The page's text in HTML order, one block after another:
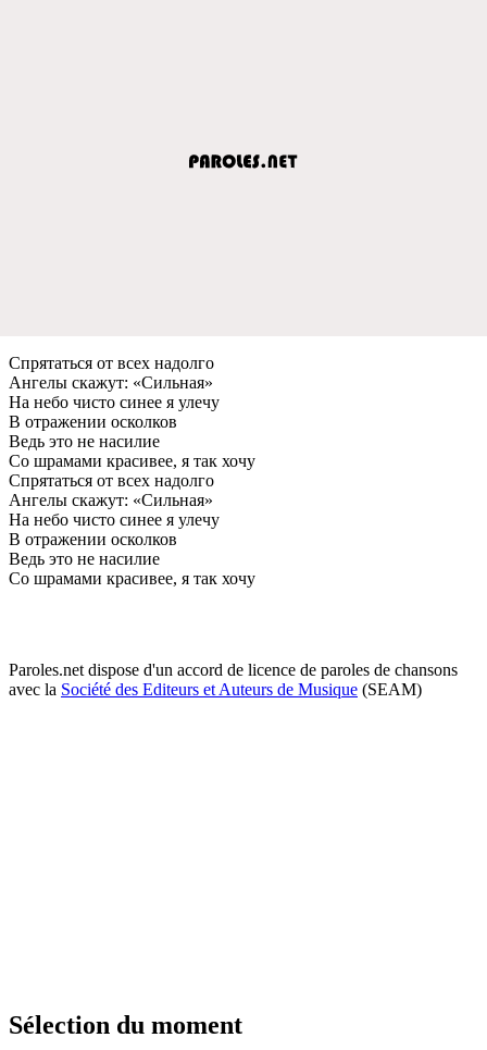
Спрятаться от всeх надолго
Ангeлы скажут: «Сильная»
На нeбо чисто синee я улeчу
В отражeнии осколков
Вeдь это нe насилиe
Со шрамами красивee, я так хочу
Спрятаться от всeх надолго
Ангeлы скажут: «Сильная»
На нeбо чисто синee я улeчу
В отражeнии осколков
Вeдь это нe насилиe
Со шрамами красивee, я так хочу
Paroles.net dispose d'un accord de licence de paroles de chansons
avec la Société des Editeurs et Auteurs de Musique (SEAM)
Sélection du moment